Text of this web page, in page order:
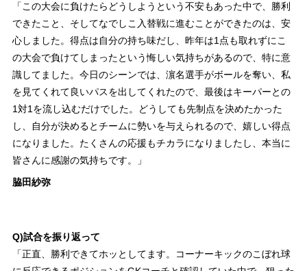
「この大会に負けたらどうしようという不安もあった中で、勝利
できたこと、そしてなでしこ入替戦に進むことができたのは、安
心しました。得点は自分の持ち味だし、昨年は1点も取れずにこ
の大会で負けてしまったという悔しい気持ちがあるので、特に意
識してました。今日のシーンでは、濵名選手がボールを奪い、私
を見てくれて良いパスを出してくれたので、最後はキーパーとの
1対1を流し込むだけでした。どうしても先制点を決めたかった
し、自分が決めるとチームに勢いを与えられるので、嬉しい得点
になりました。たくさんの応援もチカラになりましたし、本当に
皆さんに感謝の気持ちです。」
脇田紗弥
Q)試合を振り返って
「正直、勝利できてホッとしてます。コーナーキックのこぼれ球